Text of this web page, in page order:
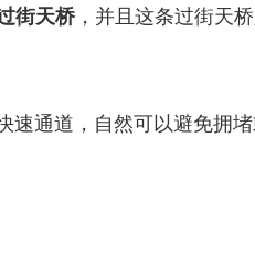
街天桥，并且这条过街天
速通道，自然可以避免拥